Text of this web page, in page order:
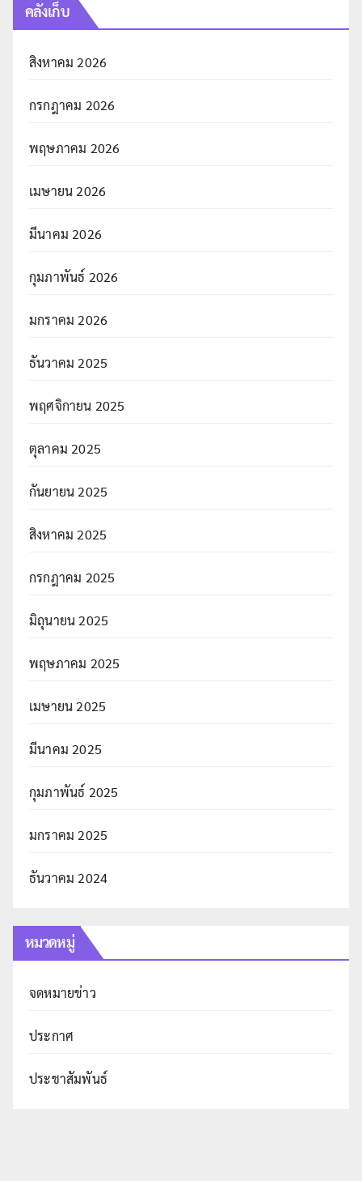
คลังเก็บ
สิงหาคม 2026
กรกฎาคม 2026
พฤษภาคม 2026
เมษายน 2026
มีนาคม 2026
กุมภาพันธ์ 2026
มกราคม 2026
ธันวาคม 2025
พฤศจิกายน 2025
ตุลาคม 2025
กันยายน 2025
สิงหาคม 2025
กรกฎาคม 2025
มิถุนายน 2025
พฤษภาคม 2025
เมษายน 2025
มีนาคม 2025
กุมภาพันธ์ 2025
มกราคม 2025
ธันวาคม 2024
หมวดหมู่
จดหมายข่าว
ประกาศ
ประชาสัมพันธ์